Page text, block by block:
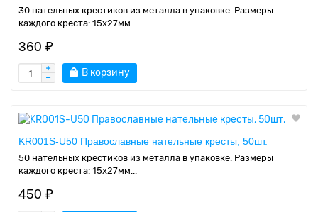
30 нательных крестиков из металла в упаковке. Размеры
каждого креста: 15х27мм...
360 ₽
В корзину
KR001S-U50 Православные нательные кресты, 50шт.
50 нательных крестиков из металла в упаковке. Размеры
каждого креста: 15х27мм...
450 ₽